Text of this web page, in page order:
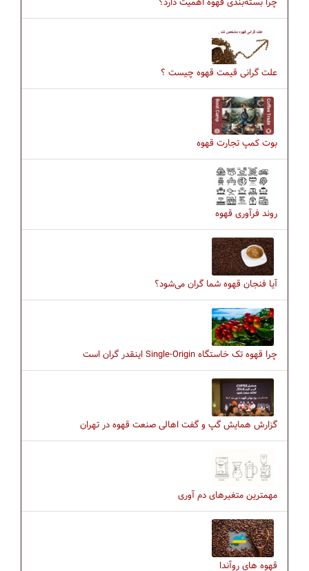
علت گرانی قیمت قهوه چیست ؟
بوت کمپ تجارت قهوه
روند فرآوری قهوه
آیا فنجان قهوه شما گران می‌شود؟
چرا قهوه تک خاستگاه Single-Origin اینقدر گران است
گزارش همایش گپ و گفت اهالی صنعت قهوه در تهران
مهمترین متغیرهای دم آوری
قهوه های روآندا